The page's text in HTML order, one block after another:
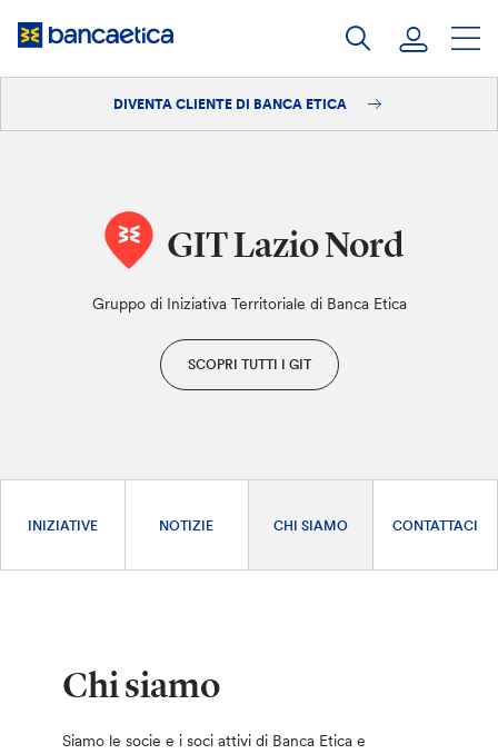
DIVENTA CLIENTE DI BANCA ETICA
GIT Lazio Nord
Gruppo di Iniziativa Territoriale di Banca Etica
SCOPRI TUTTI I GIT
INIZIATIVE NOTIZIE CHI SIAMO CONTATTACI
Chi siamo
Siamo le socie e i soci attivi di Banca Etica e